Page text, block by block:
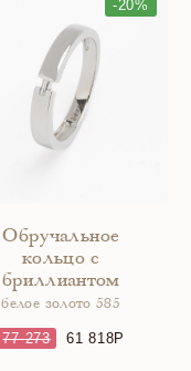
-20%
Обручальное
кольцо с
бриллиантом
белое золото 585
77 273 61 818